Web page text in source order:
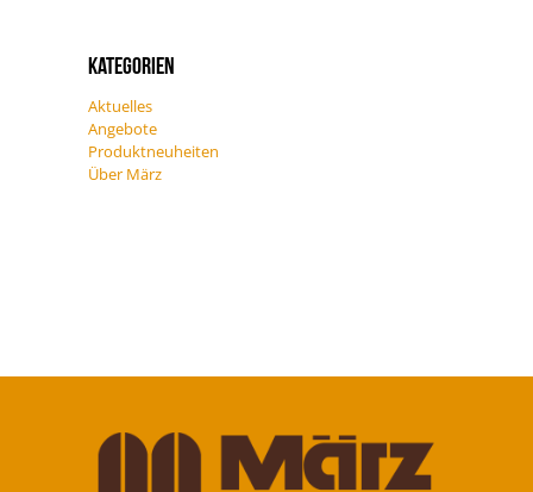
Kategorien
Aktuelles
Angebote
Produktneuheiten
Über März